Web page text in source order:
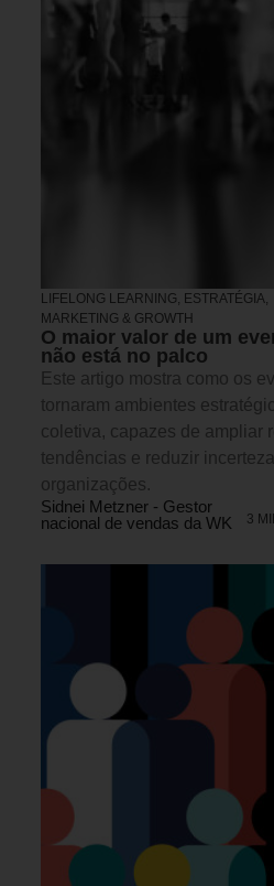
LIFELONG LEARNING, ESTRATÉGIA,
MARKETING & GROWTH
O maior valor de um
não está no palco
Este artigo mostra como os
tornaram ambientes
coletiva, capazes de ampliar
tendências e reduzir
organizações.
Sidnei Metzner - Gestor
nacional de vendas da WK
3